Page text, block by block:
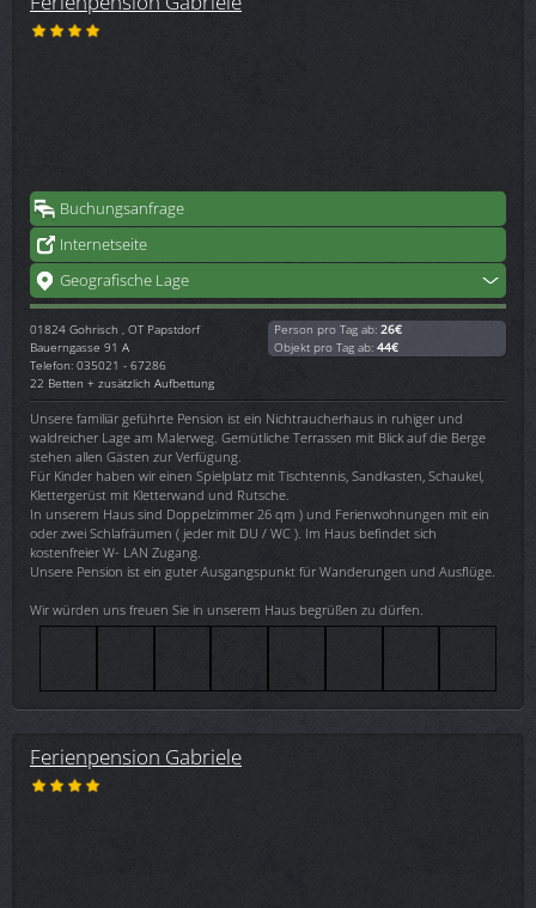
Buchungsanfrage
Internetseite
Geografische Lage
01824 Gohrisch , OT Papstdorf
Bauerngasse 91 A
Telefon: 035021 - 67286
22 Betten + zusätzlich Aufbettung
Person pro Tag ab: 26€
Objekt pro Tag ab: 44€
Unsere familiär geführte Pension ist ein Nichtraucherhaus in ruhiger und
waldreicher Lage am Malerweg. Gemütliche Terrassen mit Blick auf die Berge
stehen allen Gästen zur Verfügung.
Für Kinder haben wir einen Spielplatz mit Tischtennis, Sandkasten, Schaukel,
Klettergerüst mit Kletterwand und Rutsche.
In unserem Haus sind Doppelzimmer 26 qm ) und Ferienwohnungen mit ein
oder zwei Schlafräumen ( jeder mit DU / WC ). Im Haus befindet sich
kostenfreier W- LAN Zugang.
Unsere Pension ist ein guter Ausgangspunkt für Wanderungen und Ausflüge.
Wir würden uns freuen Sie in unserem Haus begrüßen zu dürfen.
Ferienpension Gabriele